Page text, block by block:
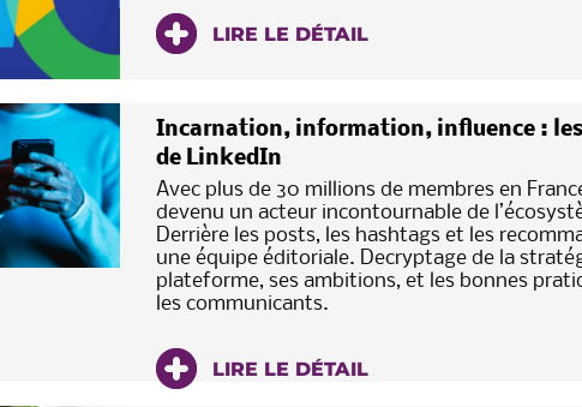
LIRE LE DÉTAIL
Incarnation, information, influence : les
de LinkedIn
Avec plus de 30 millions de membres en
devenu un acteur incontournable de
Derrière les posts, les hashtags et les
une équipe éditoriale. Decryptage de la
plateforme, ses ambitions, et les bonnes
les communicants.
LIRE LE DÉTAIL